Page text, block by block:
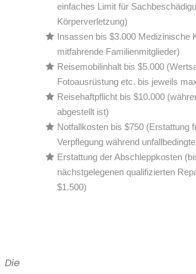
einfaches Limit für
Körperverletzung)
Insassen bis $3.000 Medizinische
mitfahrende Familienmitglieder)
Reisemobilinhalt bis $5.000
Fotoausrüstung etc. bis jeweils
Reisehaftpflicht bis $10.000
abgestellt ist)
Notfallkosten bis $750 (Erstattung
Verpflegung während
Erstattung der Abschleppkosten
nächstgelegenen qualifizierten
$1.500)
Die